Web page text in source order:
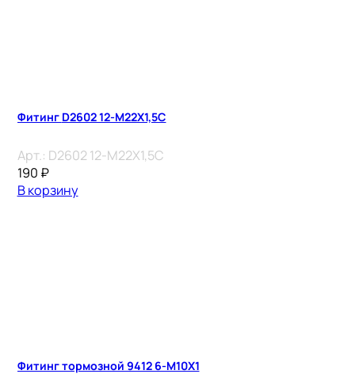
Фитинг D2602 12-M22X1,5C
Арт.: D2602 12-M22X1,5C
190 ₽
В корзину
Фитинг тормозной 9412 6-M10X1